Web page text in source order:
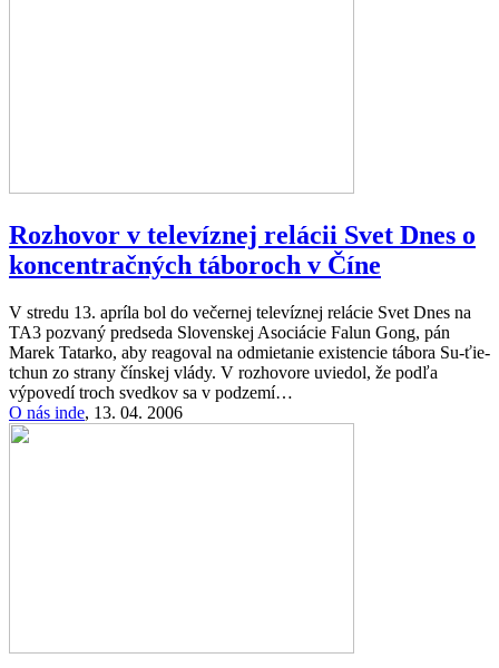
Rozhovor v televíznej relácii Svet Dnes o
koncentračných táboroch v Číne
V stredu 13. apríla bol do večernej televíznej relácie Svet Dnes na
TA3 pozvaný predseda Slovenskej Asociácie Falun Gong, pán
Marek Tatarko, aby reagoval na odmietanie existencie tábora Su-ťie-
tchun zo strany čínskej vlády. V rozhovore uviedol, že podľa
výpovedí troch svedkov sa v podzemí…
O nás inde, 13. 04. 2006